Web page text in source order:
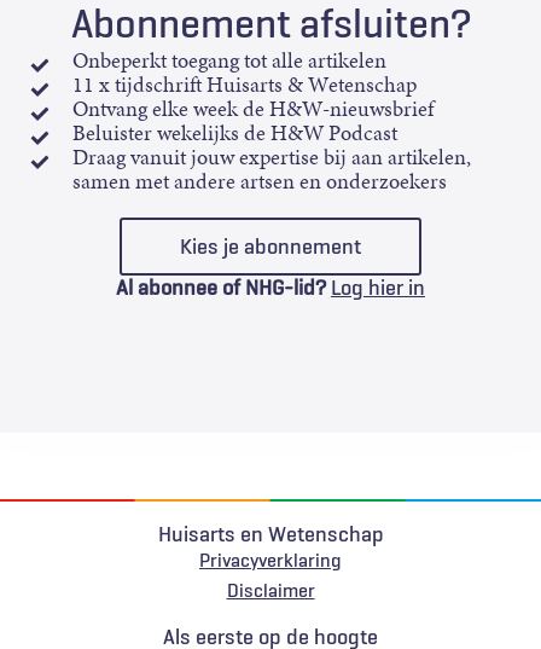
Abonnement afsluiten?
Onbeperkt toegang tot alle artikelen
11 x tijdschrift Huisarts & Wetenschap
Ontvang elke week de H&W-nieuwsbrief
Beluister wekelijks de H&W Podcast
Draag vanuit jouw expertise bij aan artikelen,
samen met andere artsen en onderzoekers
Kies je abonnement
Al abonnee of NHG-lid? Log hier in
Huisarts en Wetenschap
Privacyverklaring
Voet
Disclaimer
Als eerste op de hoogte